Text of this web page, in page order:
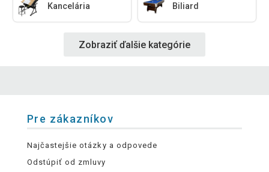
Kancelária Biliard
Zobraziť ďalšie kategórie
Pre zákazníkov
Najčastejšie otázky a odpovede
Odstúpiť od zmluvy